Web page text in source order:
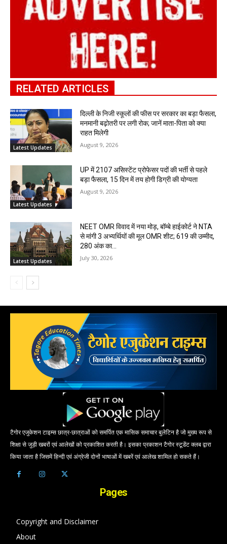
RELATED ARTICLES
Latest Updates
दिल्ली के निजी स्कूलों की फीस पर सरकार का बड़ा फैसला,
मनमानी बढ़ोतरी पर लगी रोक; जानें माता-पिता को क्या
राहत मिलेगी
August 9, 2026
Latest Updates
UP में 2107 असिस्टेंट प्रोफेसर पदों की भर्ती से पहले
बड़ा फैसला, 15 दिन में तय होगी डिग्री की योग्यता
August 9, 2026
Latest Updates
NEET OMR विवाद में नया मोड़, बॉम्बे हाईकोर्ट ने NTA
से मांगी 3 अभ्यर्थियों की मूल OMR शीट; 619 की उम्मीद,
280 अंक का...
July 30, 2026
टैगोर एजुकेशन टाइम्स छात्र-छात्राओं को समर्पित एक मासिक समाचार बुलेटिन है जो मुख्य रूप से
शिक्षा से जुड़ी खबरों एवं आलेखों को प्रकाशित करती है। इसका प्रकाशन टैगोर स्टूडेंट क्लब द्वारा
किया जाता है जिसमें हिन्दी एवं अंग्रेजी दोनों भाषाओं में खबरें एवं आलेख शामिल हो सकते हैं।
Pages
Copyright and Disclaimer
About